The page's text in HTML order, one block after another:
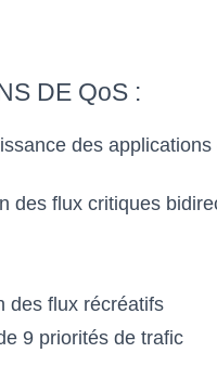
DE QoS :
des
des flux critiques
des flux récréatifs
9 priorités de trafic